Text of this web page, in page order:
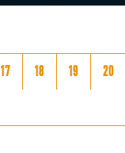
17 18 19 20